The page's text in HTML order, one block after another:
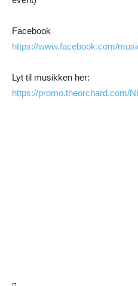
Facebook
https://www.facebook.com/
Lyt til musikken her:
https://promo.theorchard.com/